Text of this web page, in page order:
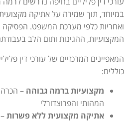
במיוחד, תוך שמירה על אתיקה
ואחריות כלפי מערכת המשפט.
המקצועיות, ההגינות ותום הלב
המאפיינים המרכזיים של עורכי דין
כוללים:
מקצועיות ברמה גבוהה –
המהותי והפרוצדורלי
אתיקה מקצועית ללא פשרות